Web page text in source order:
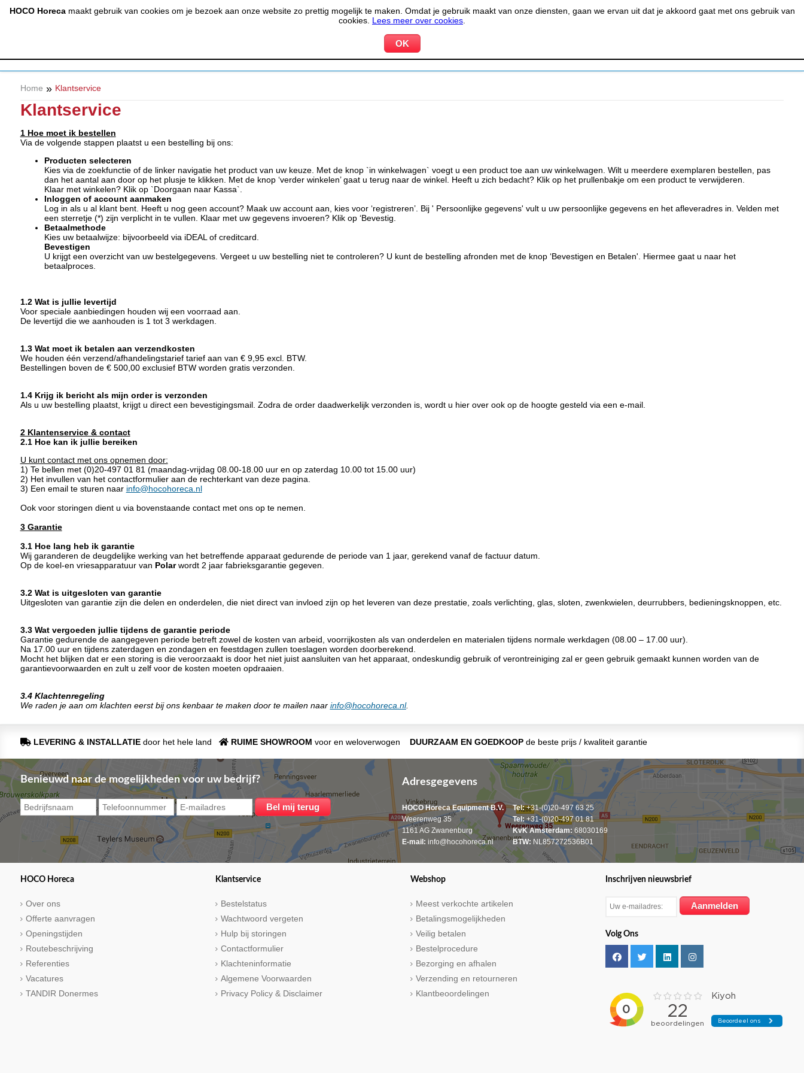
HOCO Horecamaakt gebruik van cookies om je bezoek aan onze website zo prettig mogelijk te maken. Omdat je gebruik maakt van onze diensten, gaan we ervan uit dat je akkoord gaat met ons gebruik van
cookies. Lees meer over cookies
(020) 497 6325 info@hocohoreca.nl MIJN ACCOUNT BESTELSTATUS 0 WINKELWAGEN
KOELEN &
Home » Klantservice
Klantservice
1 Hoe moet ik bestellen
Via de volgende stappen plaatst u een bestelling bij ons:
Producten selecteren
Kies via de zoekfunctie of de linker navigatie het product van uw keuze. Met de knop `in winkelwagen` voegt u een product toe aan uw winkelwagen. Wilt u meerdere exemplaren bestellen, pas
dan het aantal aan door op het plusje te klikken. Met de knop ‘verder winkelen’ gaat u terug naar de winkel. Heeft u zich bedacht? Klik op het prullenbakje om een product te verwijderen.
Klaar met winkelen? Klik op `Doorgaan naar Kassa`.
Inloggen of account aanmaken
Log in als u al klant bent. Heeft u nog geen account? Maak uw account aan, kies voor ‘registreren’. Bij ' Persoonlijke gegevens' vult u uw persoonlijke gegevens en het afleveradres in. Velden met
een sterretje (*) zijn verplicht in te vullen. Klaar met uw gegevens invoeren? Klik op ‘Bevestig.
Betaalmethode
Kies uw betaalwijze: bijvoorbeeld via iDEAL of creditcard.
Bevestigen
U krijgt een overzicht van uw bestelgegevens. Vergeet u uw bestelling niet te controleren? U kunt de bestelling afronden met de knop ‘Bevestigen en Betalen'. Hiermee gaat u naar het
betaalproces.
1.2 Wat is jullie levertijd
Voor speciale aanbiedingen houden wij een voorraad aan.
De levertijd die we aanhouden is 1 tot 3 werkdagen.
1.3 Wat moet ik betalen aan verzendkosten
We houden één verzend/afhandelingstarief tarief aan van € 9,95 excl. BTW.
Bestellingen boven de € 500,00 exclusief BTW worden gratis verzonden.
1.4 Krijg ik bericht als mijn order is verzonden
Als u uw bestelling plaatst, krijgt u direct een bevestigingsmail. Zodra de order daadwerkelijk verzonden is, wordt u hier over ook op de hoogte gesteld via een e-mail.
2 Klantenservice & contact
2.1 Hoe kan ik jullie bereiken
U kunt contact met ons opnemen door:
1) Te bellen met (0)20-497 01 81 (maandag-vrijdag 08.00-18.00 uur en op zaterdag 10.00 tot 15.00 uur)
2) Het invullen van het contactformulier aan de rechterkant van deze pagina.
3) Een email te sturen naar info@hocohoreca.nl
Ook voor storingen dient u via bovenstaande contact met ons op te nemen.
3 Garantie
3.1 Hoe lang heb ik garantie
Wij garanderen de deugdelijke werking van het betreffende apparaat gedurende de periode van 1 jaar, gerekend vanaf de factuur datum.
Op de koel-en vriesapparatuur van Polarwordt 2 jaar fabrieksgarantie gegeven.
3.2 Wat is uitgesloten van garantie
Uitgesloten van garantie zijn die delen en onderdelen, die niet direct van invloed zijn op het leveren van deze prestatie, zoals verlichting, glas, sloten, zwenkwielen, deurrubbers, bedieningsknoppen, etc.
3.3 Wat vergoeden jullie tijdens de garantie periode
Garantie gedurende de aangegeven periode betreft zowel de kosten van arbeid, voorrijkosten als van onderdelen en materialen tijdens normale werkdagen (08.00 – 17.00 uur).
Na 17.00 uur en tijdens zaterdagen en zondagen en feestdagen zullen toeslagen worden doorberekend.
Mocht het blijken dat er een storing is die veroorzaakt is door het niet juist aansluiten van het apparaat, ondeskundig gebruik of verontreiniging zal er geen gebruik gemaakt kunnen worden van de
garantievoorwaarden en zult u zelf voor de kosten moeten opdraaien.
3.4 Klachtenregeling
We raden je aan om klachten eerst bij ons kenbaar te maken door te mailen naar info@hocohoreca.nl.
LEVERING & INSTALLATIEdoor het hele land RUIME SHOWROOM voor en weloverwogen DUURZAAM EN GOEDKOOPde beste prijs / kwaliteit garantie
Benieuwd naar de mogelijkheden voor uw bedrijf? Adresgegevens
HOCO Horeca Equipment B.V.
Weerenweg 35
1161 AG Zwanenburg
E-mail: info@hocohoreca.nl
Tel:+31-(0)20-497 63 25
Tel:+31-(0)20-497 01 81
KvK Amsterdam: 68030169
BTW: NL857272536B01
HOCO Horeca
Over ons
Offerte aanvragen
Openingstijden
Routebeschrijving
Referenties
Vacatures
TANDIR Donermes
Klantservice
Bestelstatus
Wachtwoord vergeten
Hulp bij storingen
Contactformulier
Klachteninformatie
Algemene Voorwaarden
Privacy Policy & Disclaimer
Webshop
Meest verkochte artikelen
Betalingsmogelijkheden
Veilig betalen
Bestelprocedure
Bezorging en afhalen
Verzending en retourneren
Klantbeoordelingen
Inschrijven nieuwsbrief
Volg Ons